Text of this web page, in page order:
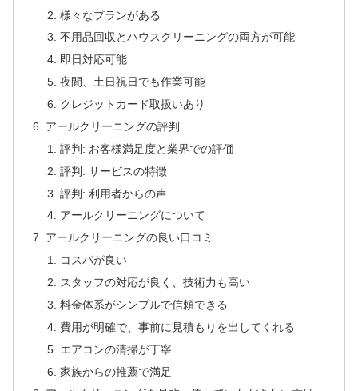
様々なプランがある
不用品回収とハウスクリーニングの両方が可能
即日対応可能
夜間、土日祝日でも作業可能
クレジットカード取扱いあり
アールクリーニングの評判
評判: お客様満足度と業界での評価
評判: サービスの特徴
評判: 利用者からの声
アールクリーニングについて
アールクリーニングの良い口コミ
コスパが良い
スタッフの対応が良く、技術力も高い
料金体系がシンプルで信頼できる
費用が明確で、事前に見積もりを出してくれる
エアコンの清掃が丁寧
家族からの推薦で満足